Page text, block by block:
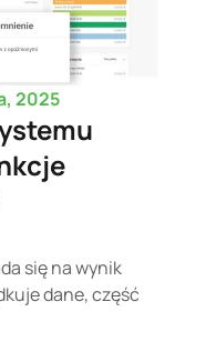
2025
się na wynik
dane, część